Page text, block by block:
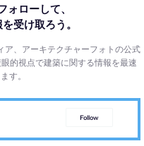
ローして、
受け取ろう。
ア、アーキテクチャーフォトの公式
的視点で建築に関する情報を最速
す。
Follow